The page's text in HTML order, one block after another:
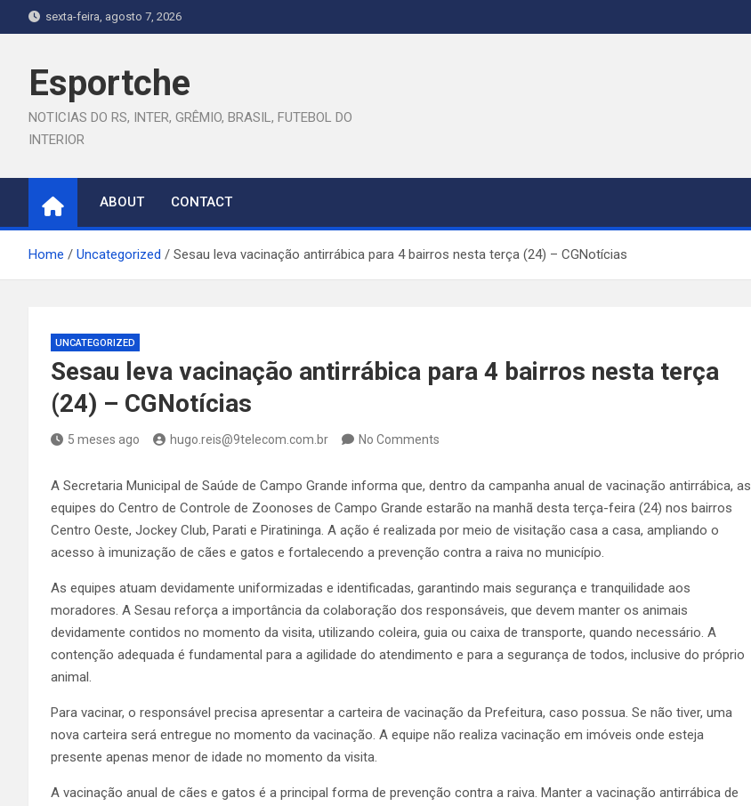
to
sexta-feira, agosto 7, 2026
Esportche
NOTICIAS DO RS, INTER, GRÊMIO, BRASIL, FUTEBOL DO
INTERIOR
ABOUT CONTACT
Home Uncategorized Sesau leva vacinação antirrábica para 4 bairros nesta terça (24) – CGNotícias
UNCATEGORIZED
Sesau leva vacinação antirrábica para 4 bairros nesta terça
(24) – CGNotícias
5 meses ago hugo.reis@9telecom.com.br No Comments
A Secretaria Municipal de Saúde de Campo Grande informa que, dentro da campanha anual de vacinação antirrábica, as
equipes do Centro de Controle de Zoonoses de Campo Grande estarão na manhã desta terça-feira (24) nos bairros
Centro Oeste, Jockey Club, Parati e Piratininga. A ação é realizada por meio de visitação casa a casa, ampliando o
acesso à imunização de cães e gatos e fortalecendo a prevenção contra a raiva no município.
As equipes atuam devidamente uniformizadas e identificadas, garantindo mais segurança e tranquilidade aos
moradores. A Sesau reforça a importância da colaboração dos responsáveis, que devem manter os animais
devidamente contidos no momento da visita, utilizando coleira, guia ou caixa de transporte, quando necessário. A
contenção adequada é fundamental para a agilidade do atendimento e para a segurança de todos, inclusive do próprio
animal.
Para vacinar, o responsável precisa apresentar a carteira de vacinação da Prefeitura, caso possua. Se não tiver, uma
nova carteira será entregue no momento da vacinação. A equipe não realiza vacinação em imóveis onde esteja
presente apenas menor de idade no momento da visita.
A vacinação anual de cães e gatos é a principal forma de prevenção contra a raiva. Manter a vacinação antirrábica de